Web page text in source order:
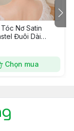
Nơ Satin
Đuôi Dài
Chọn mua